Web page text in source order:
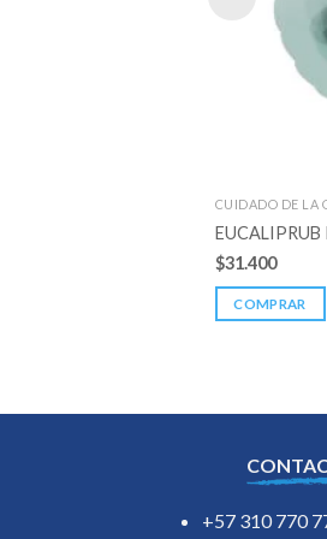
CUIDADO DE LA
$31.400
COMPRAR
+57 310 770